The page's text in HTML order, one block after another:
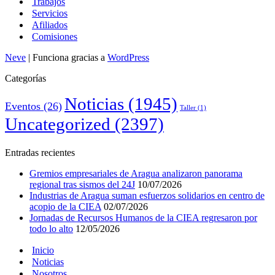
Servicios
Afiliados
Comisiones
Neve | Funciona gracias a WordPress
Categorías
Eventos (26) Noticias (1945) Taller (1)
Uncategorized (2397)
Entradas recientes
Gremios empresariales de Aragua analizaron panorama
regional tras sismos del 24J 10/07/2026
Industrias de Aragua suman esfuerzos solidarios en centro de
acopio de la CIEA 02/07/2026
Jornadas de Recursos Humanos de la CIEA regresaron por
todo lo alto 12/05/2026
Inicio
Noticias